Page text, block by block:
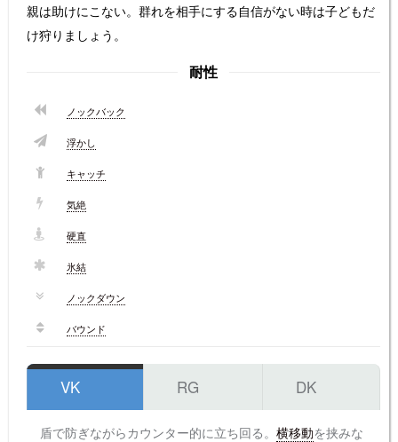
親は助けにこない。群れを相手にする自信がない時は子どもだ
け狩りましょう。
耐性
ノックバック
浮かし
キャッチ
気絶
硬直
氷結
ノックダウン
バウンド
VK RG DK
盾で防ぎながらカウンター的に立ち回る。 横移動を挟みな